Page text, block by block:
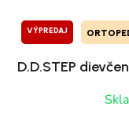
VÝPREDAJ
D.D.STEP